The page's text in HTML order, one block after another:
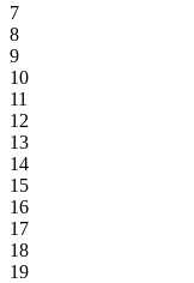
7
8
9
10
11
12
13
14
15
16
17
18
19